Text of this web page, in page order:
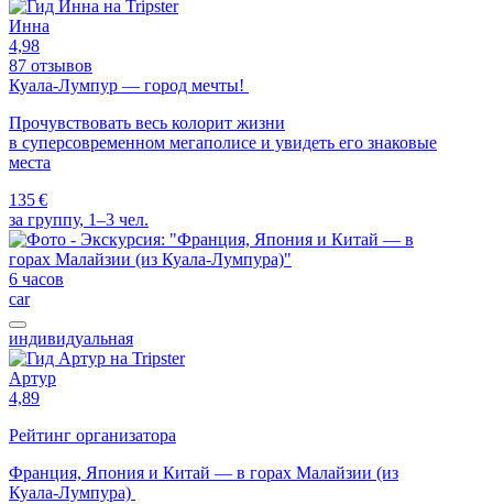
Инна
4,98
87 отзывов
Куала-Лумпур — город мечты!
Прочувствовать весь колорит жизни
в суперсовременном мегаполисе и увидеть его знаковые
места
135 €
за группу, 1–3 чел.
6 часов
car
индивидуальная
Артур
4,89
Рейтинг организатора
Франция, Япония и Китай — в горах Малайзии (из
Куала-Лумпура)